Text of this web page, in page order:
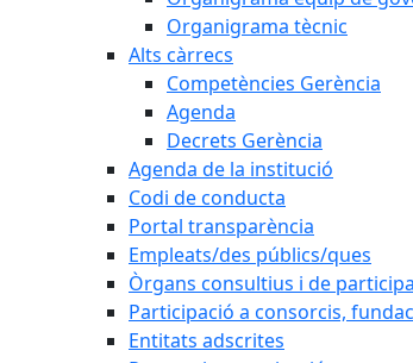
Organigrama tècnic
Alts càrrecs
Competències Gerència
Agenda
Decrets Gerència
Agenda de la institució
Codi de conducta
Portal transparència
Empleats/des públics/ques
Òrgans consultius i de
Participació a consorcis,
Entitats adscrites